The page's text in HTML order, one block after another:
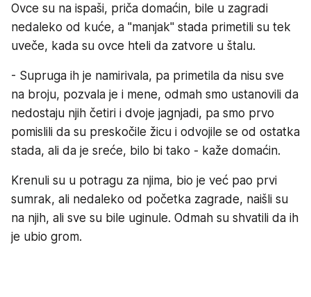
Ovce su na ispaši, priča domaćin, bile u zagradi
nedaleko od kuće, a "manjak" stada primetili su tek
uveče, kada su ovce hteli da zatvore u štalu.
- Supruga ih je namirivala, pa primetila da nisu sve
na broju, pozvala je i mene, odmah smo ustanovili da
nedostaju njih četiri i dvoje jagnjadi, pa smo prvo
pomislili da su preskočile žicu i odvojile se od ostatka
stada, ali da je sreće, bilo bi tako - kaže domaćin.
Krenuli su u potragu za njima, bio je već pao prvi
sumrak, ali nedaleko od početka zagrade, naišli su
na njih, ali sve su bile uginule. Odmah su shvatili da ih
je ubio grom.